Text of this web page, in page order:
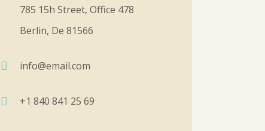
785 15h Street, Office 478
Berlin, De 81566
info@email.com
+1 840 841 25 69